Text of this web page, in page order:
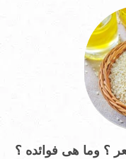
؟ وما هى فوائده ؟